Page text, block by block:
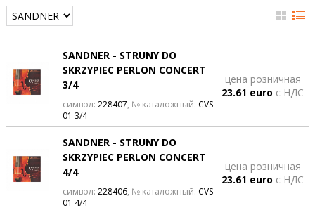
SANDNER - STRUNY DO
SKRZYPIEC PERLON CONCERT
3/4
символ: 228407, № каталожный: CVS-
01 3/4
цена розничная
23.61 euro с НДС
SANDNER - STRUNY DO
SKRZYPIEC PERLON CONCERT
4/4
символ: 228406, № каталожный: CVS-
01 4/4
цена розничная
23.61 euro с НДС